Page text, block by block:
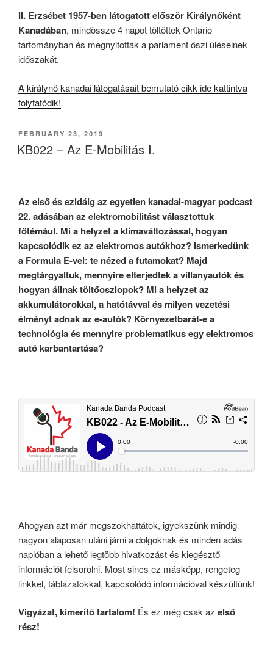
II. Erzsébet 1957-ben látogatott először Királynőként
Kanadában, mindössze 4 napot töltöttek Ontario
tartományban és megnyitották a parlament őszi üléseinek
időszakát.
A királynő kanadai látogatásait bemutató cikk ide kattintva
folytatódik!
POSTED
ON
FEBRUARY 23, 2019
KB022 – Az E-Mobilitás I.
Az első és ezidáig az egyetlen kanadai-magyar podcast
22. adásában az elektromobilitást választottuk
főtémául. Mi a helyzet a klímaváltozással, hogyan
kapcsolódik ez az elektromos autókhoz? Ismerkedünk
a Formula E-vel: te nézed a futamokat? Majd
megtárgyaltuk, mennyire elterjedtek a villanyautók és
hogyan állnak töltőoszlopok? Mi a helyzet az
akkumulátorokkal, a hatótávval és milyen vezetési
élményt adnak az e-autók? Környezetbarát-e a
technológia és mennyire problematikus egy elektromos
autó karbantartása?
Ahogyan azt már megszokhattátok, igyekszünk mindig
nagyon alaposan utáni járni a dolgoknak és minden adás
naplóban a lehető legtöbb hivatkozást és kiegésztő
információt felsorolni. Most sincs ez másképp, rengeteg
linkkel, táblázatokkal, kapcsolódó információval készültünk!
Vigyázat, kimerítő tartalom! És ez még csak az első
rész!